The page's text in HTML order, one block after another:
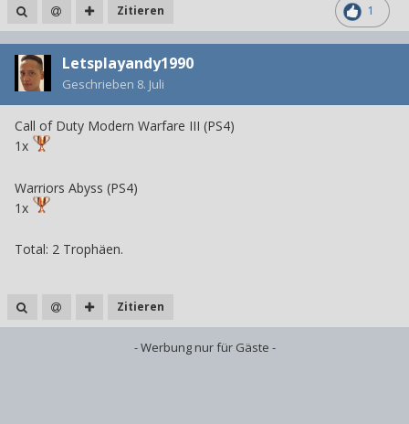
1
Zitieren
Letsplayandy1990
Geschrieben 8. Juli
Call of Duty Modern Warfare III (PS4)
1x
Warriors Abyss (PS4)
1x
Total: 2 Trophäen.
Zitieren
- Werbung nur für Gäste -